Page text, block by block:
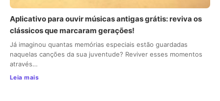
Aplicativo para ouvir músicas antigas grátis: reviva os
clássicos que marcaram gerações!
Já imaginou quantas memórias especiais estão guardadas
naquelas canções da sua juventude? Reviver esses momentos
através…
Leia mais